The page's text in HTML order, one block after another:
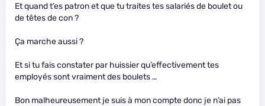
Et quand t’es patron et que tu traites tes salariés de boulet ou
de têtes de con ?
Ça marche aussi ?
Et si tu fais constater par huissier qu’effectivement tes
employés sont vraiment des boulets …
Bon malheureusement je suis à mon compte donc je n’ai pas